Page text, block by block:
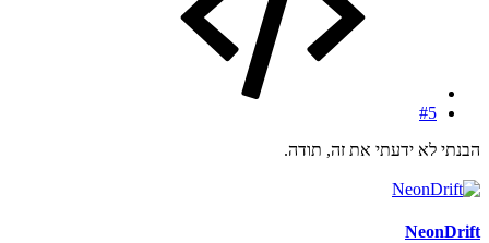
#5
הבנתי לא ידעתי את זה, תודה.
NeonDrift